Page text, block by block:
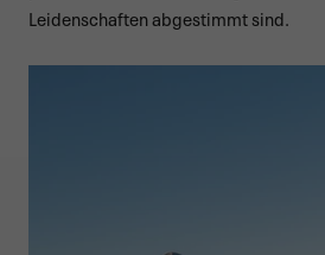
Leidenschaften abgestimmt sind.